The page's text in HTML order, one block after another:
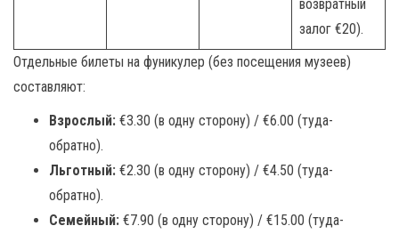
возвратный
залог €20).
Отдельные билеты на фуникулер (без посещения музеев)
составляют:
Взрослый: €3.30 (в одну сторону) / €6.00 (туда-
обратно).
Льготный: €2.30 (в одну сторону) / €4.50 (туда-
обратно).
Семейный: €7.90 (в одну сторону) / €15.00 (туда-